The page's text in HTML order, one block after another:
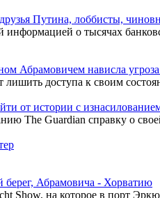
Путина, лоббисты,
о тысячах
Абрамовичем нависла
доступа к своим
от истории с
The Guardian справку о
Абрамовича - Хорватию
Show, на которое в порт